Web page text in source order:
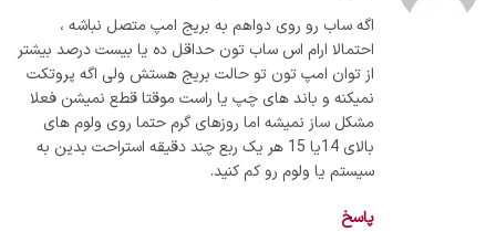
اگه ساب رو روی دواهم به بریج امپ متصل نباشه ،
احتمالا ارام اس ساب تون حداقل ده یا بیست درصد بیشتر
از توان امپ تون تو حالت بریج هستش ولی اگه پروتکت
نمیکنه و باند های چپ یا راست موقتا قطع نمیشن فعلا
مشکل ساز نمیشه اما روزهای گرم حتما روی ولوم های
بالای 14یا 15 هر یک ربع چند دقیقه استراحت بدین به
سیستم یا ولوم رو کم کنید.
پاسخ